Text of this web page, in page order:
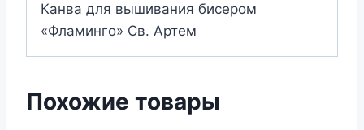
Канва для вышивания бисером
«Фламинго» Св. Артем
Похожие товары